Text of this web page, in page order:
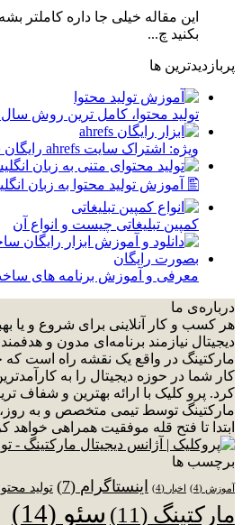
این مقاله خیلی جا داره کاملتر
بکنید چ...
پربازدیدترین ها
توليد محتوا، کامل ترین روش سال
ویژه: اشتراک سایت ahrefs رایگان شد
🖺 آموزش تولید محتوا به زبان
کمپین تبلیغاتی چیست و انواع آن
معرفی و آموزش برنامه های ساخت
درباره‌ی ما
هر کسب و کار آنلاینی برای شروع و یا
دیجیتال نیازمند برنامه‌ای مدون و
مارکتینگ در واقع یک نقشه راه است
کار شما در حوزه دیجیتال را به
کرد. پرو کلیک با ارائه بهترین و شفاف
مارکتینگ توسط تیمی متخصص و به
ابتدا تا فتح قله موفقیت همراهی خواهد
برچسب ها
آموزش (4) اخبار (4) اینستاگرام (7) تولید
مارکتینگ (11) سئو (14)